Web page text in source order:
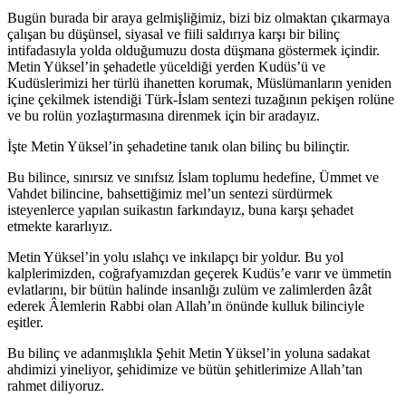
Bugün burada bir araya gelmişliğimiz, bizi biz olmaktan çıkarmaya
çalışan bu düşünsel, siyasal ve fiili saldırıya karşı bir bilinç
intifadasıyla yolda olduğumuzu dosta düşmana göstermek içindir.
Metin Yüksel’in şehadetle yüceldiği yerden Kudüs’ü ve
Kudüslerimizi her türlü ihanetten korumak, Müslümanların yeniden
içine çekilmek istendiği Türk-İslam sentezi tuzağının pekişen rolüne
ve bu rolün yozlaştırmasına direnmek için bir aradayız.
İşte Metin Yüksel’in şehadetine tanık olan bilinç bu bilinçtir.
Bu bilince, sınırsız ve sınıfsız İslam toplumu hedefine, Ümmet ve
Vahdet bilincine, bahsettiğimiz mel’un sentezi sürdürmek
isteyenlerce yapılan suikastın farkındayız, buna karşı şehadet
etmekte kararlıyız.
Metin Yüksel’in yolu ıslahçı ve inkılapçı bir yoldur. Bu yol
kalplerimizden, coğrafyamızdan geçerek Kudüs’e varır ve ümmetin
evlatlarını, bir bütün halinde insanlığı zulüm ve zalimlerden âzât
ederek Âlemlerin Rabbi olan Allah’ın önünde kulluk bilinciyle
eşitler.
Bu bilinç ve adanmışlıkla Şehit Metin Yüksel’in yoluna sadakat
ahdimizi yineliyor, şehidimize ve bütün şehitlerimize Allah’tan
rahmet diliyoruz.